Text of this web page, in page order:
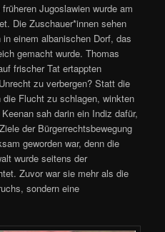
Jugoslawien wurde am
Die Zuschauer*innen sehen
einem albanischen Dorf, das
gemacht wurde. Thomas
frischer Tat ertappten
zu verbergen? Statt die
Flucht zu schlagen, winkten
sah darin ein Indiz dafür,
der Bürgerrechtsbewegung
geworden war, denn die
wurde seitens der
Zuvor war sie mehr als die
sondern eine